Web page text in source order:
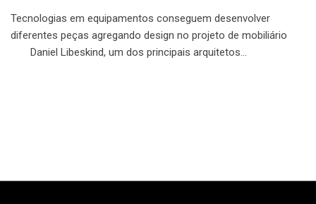
Tecnologias em equipamentos conseguem desenvolver
diferentes peças agregando design no projeto de mobiliário
Daniel Libeskind, um dos principais arquitetos…